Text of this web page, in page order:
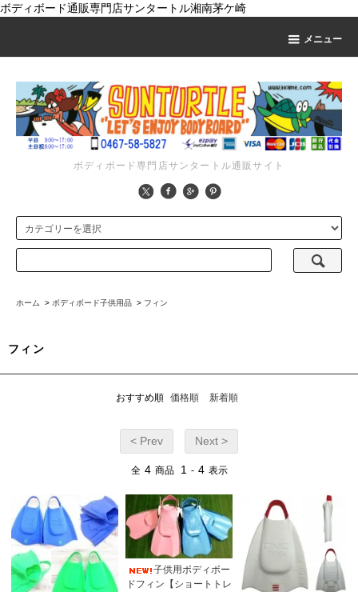
ボディボード通販専門店サンタートル湘南茅ケ崎
メニュー
ボディボード専門店サンタートル通販サイト
ホーム > ボディボード子供用品 > フィン
フィン
おすすめ順 価格順 新着順
< Prev Next >
全 4 商品 1 - 4 表示
子供用ボディボー
ドフィン【ショートトレ